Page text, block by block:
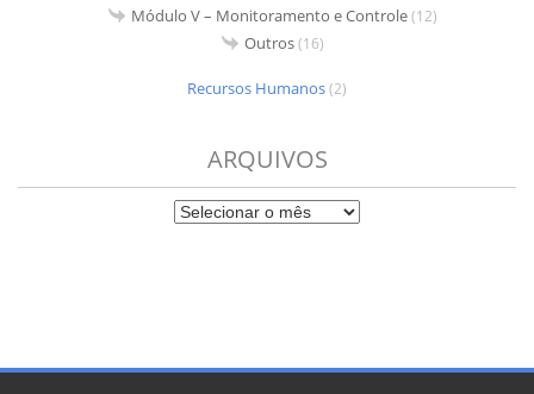
Módulo V – Monitoramento e Controle(12)
Outros(16)
Recursos Humanos(2)
ARQUIVOS